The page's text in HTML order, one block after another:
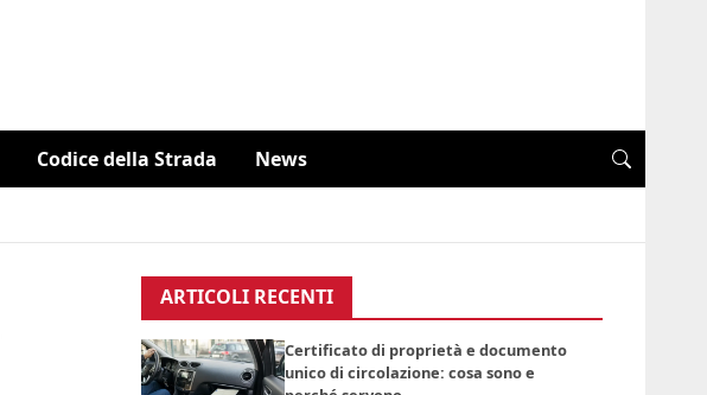
Codice della Strada News
ARTICOLI RECENTI
Certificato di proprietà e documento
unico di circolazione: cosa sono e